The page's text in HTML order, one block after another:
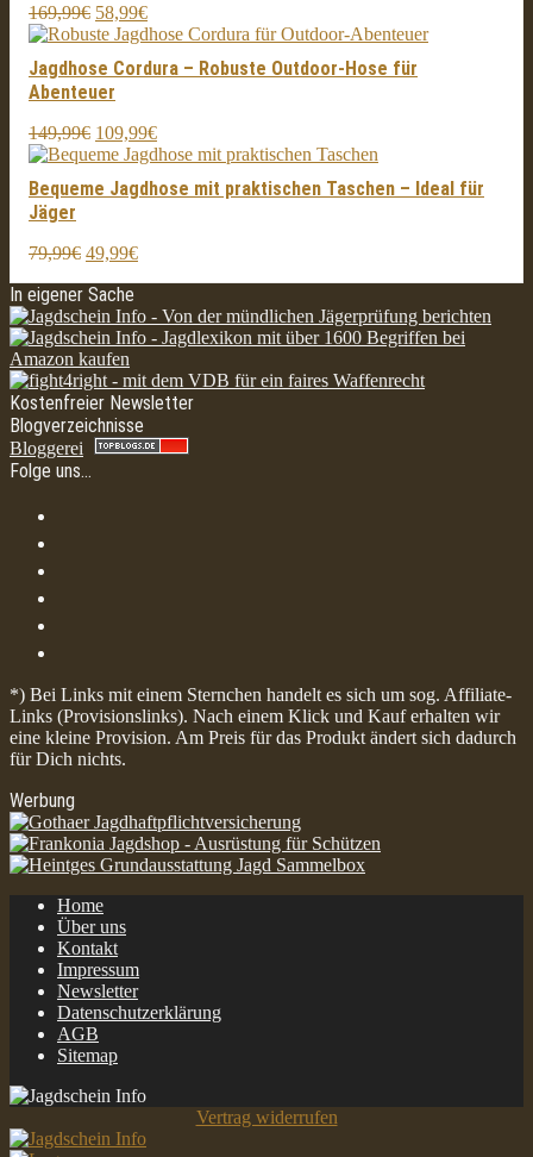
169,99€ Ursprünglicher
Preis
169,99€
58,99€Aktueller
Preis
58,99€.
Jagdhose Cordura – Robuste Outdoor-Hose für
Abenteuer
149,99€ Ursprünglicher
Preis
149,99€
109,99€Aktueller
Preis
109,99€.
Bequeme Jagdhose mit praktischen Taschen – Ideal für
Jäger
79,99€ Ursprünglicher
war:
79,99€
49,99€Aktueller
49,99€.
In eigener Sache
Kostenfreier Newsletter
Blogverzeichnisse
Bloggerei
Folge uns…
*) Bei Links mit einem Sternchen handelt es sich um sog. Affiliate-
Links (Provisionslinks). Nach einem Klick und Kauf erhalten wir
eine kleine Provision. Am Preis für das Produkt ändert sich dadurch
für Dich nichts.
Werbung
Home
Über uns
Kontakt
Impressum
Newsletter
Datenschutzerklärung
AGB
Sitemap
Vertrag widerrufen